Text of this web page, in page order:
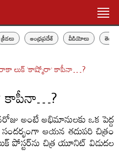
క్రీడలు ఆంధ్రప్రదేశ్ వీడియోలు
లుక్ ‘కాష్మోరా’ కాపీనా…?
కాపీనా…?
అంటే అభిమానులకు ఒక పెద్ద
ఆయన తదుపరి చిత్రం
పోస్టర్‌ను చిత్ర యూనిట్ విడుదల